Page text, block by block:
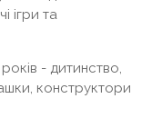
ігри та
- дитинство,
конструктори